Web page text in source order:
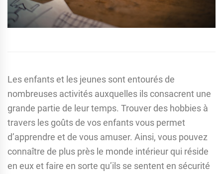
Les enfants et les jeunes sont entourés de
nombreuses activités auxquelles ils consacrent une
grande partie de leur temps. Trouver des hobbies à
travers les goûts de vos enfants vous permet
d’apprendre et de vous amuser. Ainsi, vous pouvez
connaître de plus près le monde intérieur qui réside
en eux et faire en sorte qu’ils se sentent en sécurité